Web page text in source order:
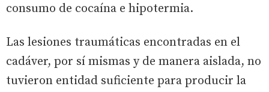
consumo de cocaína e hipotermia.
Las lesiones traumáticas encontradas en el
cadáver, por sí mismas y de manera aislada, no
tuvieron entidad suficiente para producir la